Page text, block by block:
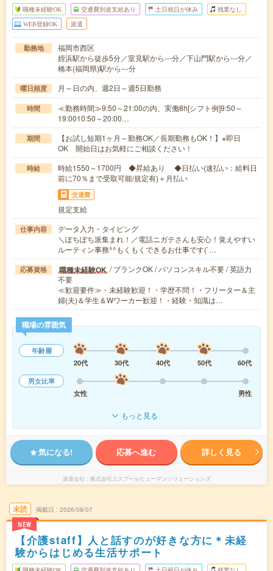
職種未経験OK 交通費別途支給あり 土日祝日が休み 残業なし
WEB登録OK 派遣
勤務地
福岡市西区
姪浜駅から徒歩5分／室見駅から---分／下山門駅から---分／
橋本(福岡県)駅から---分
曜日頻度 月～日の内、週2日～週5日勤務
時間
≪勤務時間≫9:50～21:00の内、実働8h[シフト例]9:50～
19:0010:50～20:00…
期間
【お試し短期1ヶ月～勤務OK／長期勤務もOK！】※即日
OK 開始日はお気軽にご相談ください！
時給
時給1550～1700円 ◆昇給あり ◆日払い(速払い：給料日
前に70％まで受取可能/規定有)＋月払い
交通費
規定支給
仕事内容
データ入力・タイピング
＼ぽちぽち派集まれ！／電話ニガテさんも安心！覚えやすい
ルーティン事務^^もくもくできるお仕事です(`…
応募資格 職種未経験OK / ブランクOK / パソコンスキル不要 / 英語力
不要
≪歓迎要件≫・未経験歓迎！・学歴不問！・フリーター＆主
婦(夫)＆学生＆Wワーカー歓迎！・経験・知識は…
職場の雰囲気
年齢層
20代
30代 40代 50代
60代
男女比率
女性
男性
もっと見る
気になる! 応募へ進む 詳しく見る
派遣会社 株式会社エスプールヒューマンソリューションズ
未読
NEW
掲載日 2026/08/07
【介護staff】人と話すのが好きな方に＊未経
験からはじめる生活サポート